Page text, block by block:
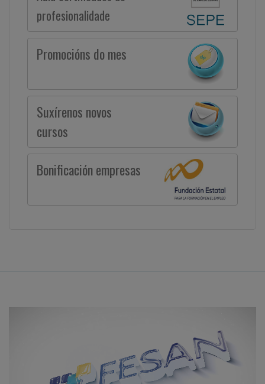
profesionalidade
Promocións do mes
Suxírenos novos
cursos
Bonificación empresas